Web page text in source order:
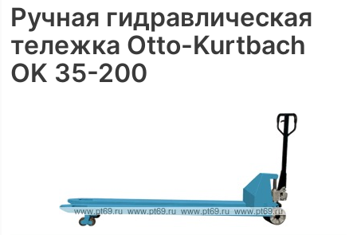
Ручная гидравлическая
тележка Otto-Kurtbach
OK 35-200